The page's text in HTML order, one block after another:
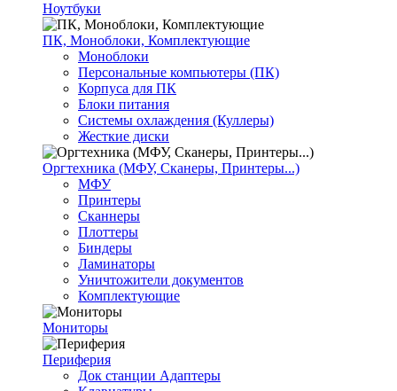
Ноутбуки
ПК, Моноблоки, Комплектующие
Моноблоки
Персональные компьютеры (ПК)
Корпуса для ПК
Блоки питания
Системы охлаждения (Куллеры)
Жесткие диски
Оргтехника (МФУ, Сканеры, Принтеры...)
МФУ
Принтеры
Сканнеры
Плоттеры
Биндеры
Ламинаторы
Уничтожители документов
Комплектующие
Мониторы
Периферия
Док станции Адаптеры